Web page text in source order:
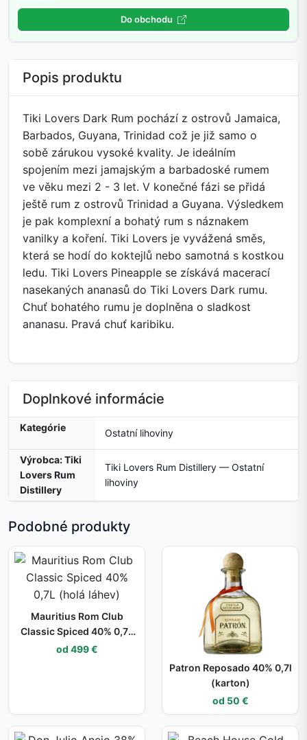
Do obchodu
Popis produktu
Tiki Lovers Dark Rum pochází z ostrovů Jamaica,
Barbados, Guyana, Trinidad což je již samo o
sobě zárukou vysoké kvality. Je ideálním
spojením mezi jamajským a barbadoské rumem
ve věku mezi 2 - 3 let. V konečné fázi se přidá
ještě rum z ostrovů Trinidad a Guyana. Výsledkem
je pak komplexní a bohatý rum s náznakem
vanilky a koření. Tiki Lovers je vyvážená směs,
která se hodí do koktejlů nebo samotná s kostkou
ledu. Tiki Lovers Pineapple se získává macerací
nasekaných ananasů do Tiki Lovers Dark rumu.
Chuť bohatého rumu je doplněna o sladkost
ananasu. Pravá chuť karibiku.
Doplnkové informácie
Kategórie Ostatní lihoviny
Výrobca: Tiki
Lovers Rum
Distillery
Tiki Lovers Rum Distillery — Ostatní
lihoviny
Podobné produkty
Mauritius Rom Club
Classic Spiced 40% 0,7L
(holá láhev)
od 499 €
Patron Reposado 40% 0,7l
(karton)
od 50 €